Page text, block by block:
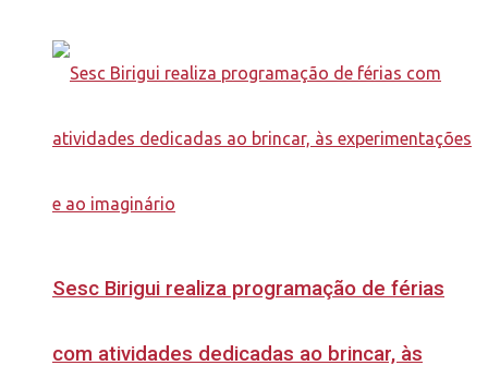
Sesc Birigui realiza programação de férias
com atividades dedicadas ao brincar, às